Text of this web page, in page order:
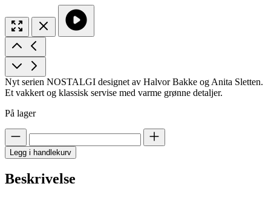
Nyt serien NOSTALGI designet av Halvor Bakke og Anita Sletten.
Et vakkert og klassisk servise med varme grønne detaljer.
På lager
Legg i handlekurv
Beskrivelse